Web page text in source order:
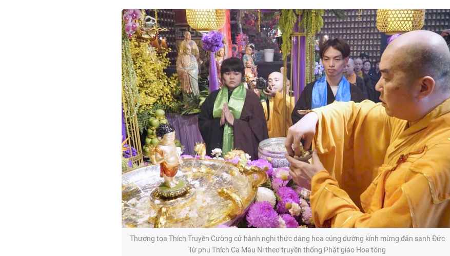
Thượng tọa Thích Truyền Cường cử hành nghi thức dâng hoa cúng dường kính mừng đản sanh Đức
Từ phụ Thích Ca Mâu Ni theo truyền thống Phật giáo Hoa tông